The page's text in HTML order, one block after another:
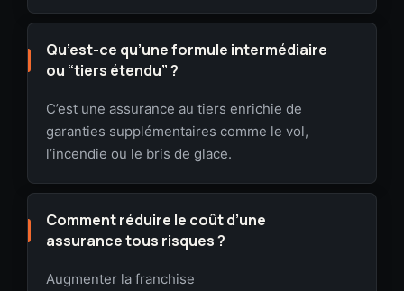
Qu’est-ce qu’une formule intermédiaire
ou “tiers étendu” ?
C’est une assurance au tiers enrichie de
garanties supplémentaires comme le vol,
l’incendie ou le bris de glace.
Comment réduire le coût d’une
assurance tous risques ?
Augmenter la franchise